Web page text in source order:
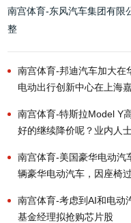
南宫体育-东风汽车集团有限
整
南宫体育-邦迪汽车加大在
电动出行创新中心在上海
南宫体育-特斯拉Model Y
好的继续降价呢？业内人
南宫体育-美国豪华电动汽
辆豪华电动汽车，因座椅
南宫体育-考虑到AI和电动
基金经理拟抢购芯片股